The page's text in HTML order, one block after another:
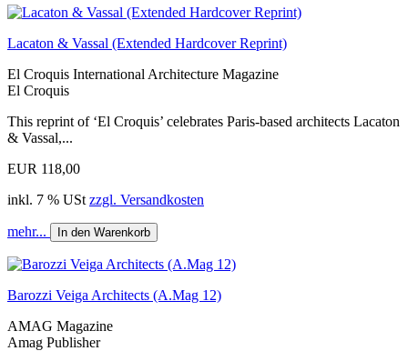
Lacaton & Vassal (Extended Hardcover Reprint)
El Croquis International Architecture Magazine
El Croquis
This reprint of ‘El Croquis’ celebrates Paris-based architects Lacaton
& Vassal,...
EUR 118,00
inkl. 7 % USt zzgl. Versandkosten
mehr... In den Warenkorb
Barozzi Veiga Architects (A.Mag 12)
AMAG Magazine
Amag Publisher